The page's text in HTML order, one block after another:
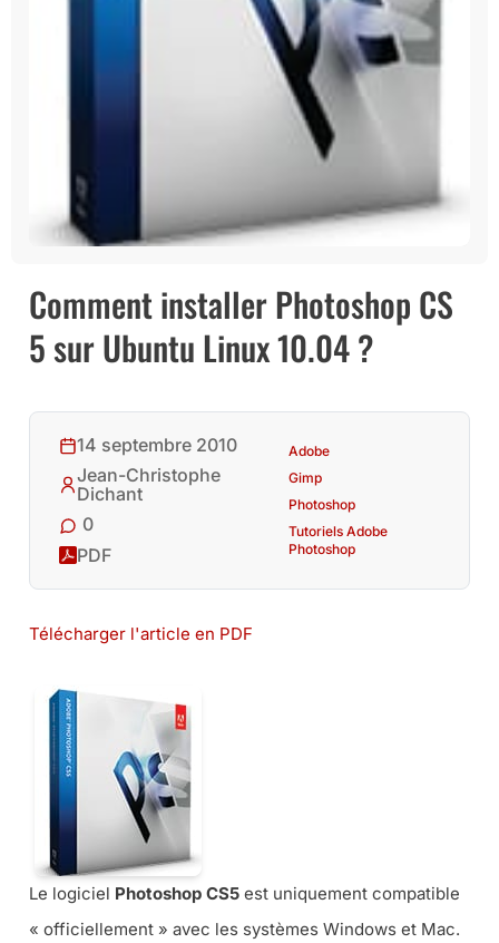
Comment installer Photoshop CS
5 sur Ubuntu Linux 10.04 ?
14 septembre 2010
Jean-Christophe
Dichant
0
PDF
Adobe
Gimp
Photoshop
Tutoriels Adobe
Photoshop
Télécharger l'article en PDF
Le logiciel Photoshop CS5 est uniquement compatible
« officiellement » avec les systèmes Windows et Mac.